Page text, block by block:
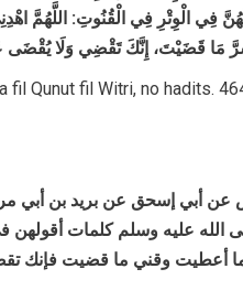
فِي الْوِتْرِ فِي الْقُنُوتِ: اللَّهُمَّ
fil Qunut fil Witri, no hadits.
عن أبي إسحق عن بريد بن
الله عليه وسلم كلمات
أعطيت وقني ما قضيت فإنك